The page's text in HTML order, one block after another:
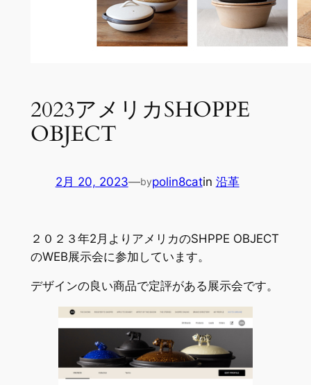
2023アメリカSHOPPE
OBJECT
2月 20, 2023—bypolin8catin 沿革
２０２３年2月よりアメリカのSHPPE OBJECT
のWEB展示会に参加しています。
デザインの良い商品で定評がある展示会です。